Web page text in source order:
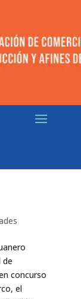
de
concurso
el